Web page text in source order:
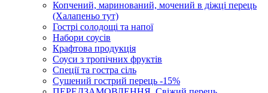
Копчений, маринований, мочений в діжці перець
(Халапеньо тут)
Гострі солодощі та напої
Набори соусів
Крафтова продукція
Соуси з тропічних фруктів
Спеції та гостра сіль
Сушений гострий перець -15%